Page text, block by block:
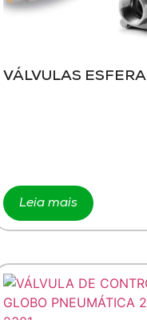
VÁLVULAS ESFERA
Leia mais